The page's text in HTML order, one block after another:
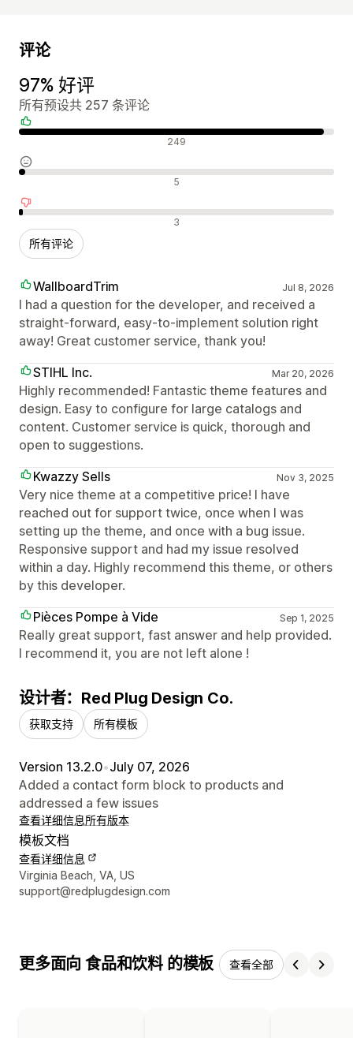
评论
97% 好评
所有预设共 257 条评论
好评 249
中评 5
差评 3
所有评论
WallboardTrim Jul 8, 2026
I had a question for the developer, and received a
straight-forward, easy-to-implement solution right
away! Great customer service, thank you!
STIHL Inc.
Mar 20, 2026
Highly recommended! Fantastic theme features and
design. Easy to configure for large catalogs and
content. Customer service is quick, thorough and
open to suggestions.
Kwazzy Sells
Nov 3, 2025
Very nice theme at a competitive price! I have
reached out for support twice, once when I was
setting up the theme, and once with a bug issue.
Responsive support and had my issue resolved
within a day. Highly recommend this theme, or others
by this developer.
Pièces Pompe à Vide
Sep 1, 2025
Really great support, fast answer and help provided.
I recommend it, you are not left alone !
设计者：Red Plug Design Co.
获取支持 所有模板
Version 13.2.0•July 07, 2026
Added a contact form block to products and
addressed a few issues
查看详细信息所有版本
模板文档
查看详细信息
设计师联系方式
Virginia Beach, VA, US
support@redplugdesign.com
更多面向 食品和饮料 的模板 查看全部